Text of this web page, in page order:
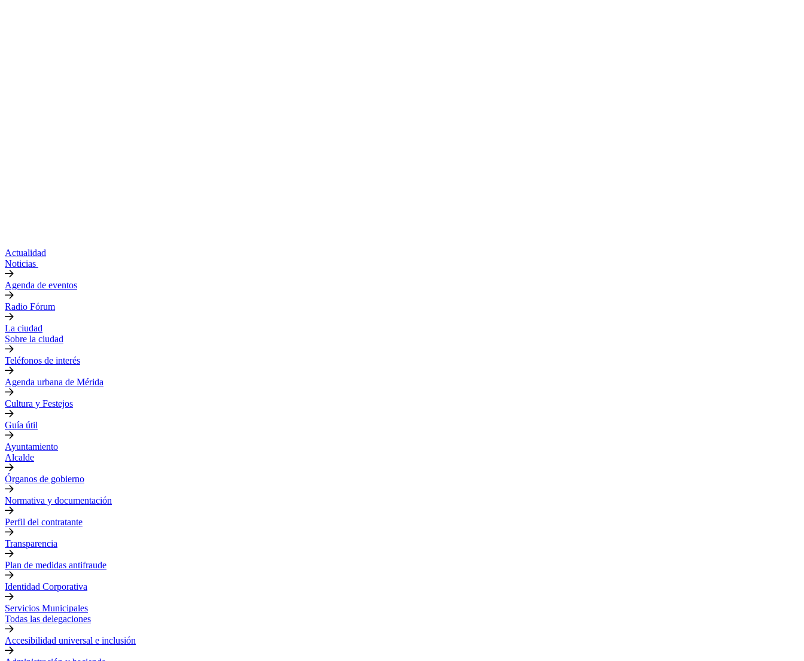
Actualidad
Noticias
Agenda de eventos
Radio Fórum
La ciudad
Sobre la ciudad
Teléfonos de interés
Agenda urbana de Mérida
Cultura y Festejos
Guía útil
Ayuntamiento
Alcalde
Órganos de gobierno
Normativa y documentación
Perfil del contratante
Transparencia
Plan de medidas antifraude
Identidad Corporativa
Servicios Municipales
Todas las delegaciones
Accesibilidad universal e inclusión